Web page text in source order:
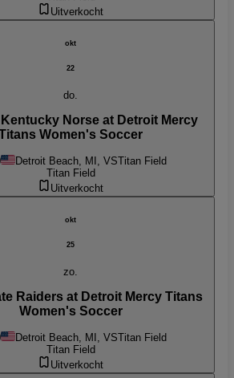
Uitverkocht
okt
22
do.
Norse at Detroit Mercy
Women's Soccer
Detroit Beach, MI, VSTitan Field
Titan Field
Uitverkocht
okt
25
zo.
Raiders at Detroit Mercy Titans
Women's Soccer
Detroit Beach, MI, VSTitan Field
Titan Field
Uitverkocht